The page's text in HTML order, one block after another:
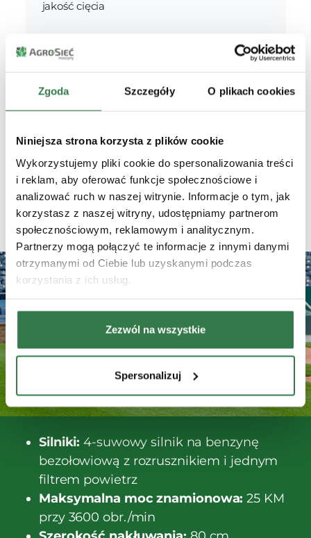
Zgoda Szczegóły O plikach cookies
Niniejsza strona korzysta z plików cookie
Wykorzystujemy pliki cookie do spersonalizowania treści
i reklam, aby oferować funkcje społecznościowe i
analizować ruch w naszej witrynie. Informacje o tym, jak
korzystasz z naszej witryny, udostępniamy partnerom
społecznościowym, reklamowym i analitycznym.
Partnerzy mogą połączyć te informacje z innymi danymi
otrzymanymi od Ciebie lub uzyskanymi podczas
korzystania z ich usług.
Zezwól na wszystkie
Spersonalizuj
jakość cięcia
Precyzja w omijaniu drzew, krzewów i
innych obiektów
Aeratory
Silniki: 4-suwowy silnik na benzynę
bezołowiową z rozrusznikiem i jednym
filtrem powietrz
Maksymalna moc znamionowa: 25 KM
przy 3600 obr./min